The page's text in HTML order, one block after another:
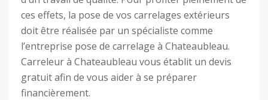
ces effets, la pose de vos carrelages extérieurs
doit être réalisée par un spécialiste comme
l’entreprise pose de carrelage à Chateaubleau.
Carreleur à Chateaubleau vous établit un devis
gratuit afin de vous aider à se préparer
financièrement.